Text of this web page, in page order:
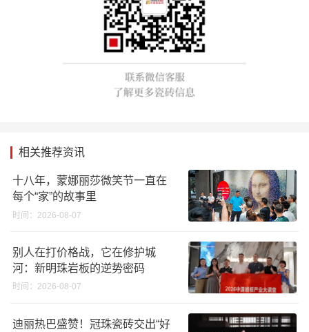
相关推荐资讯
十八年，蒙娜丽莎微笑节一直在
每个“家”的故事里
时间：2026-08-07
别人在打价格战，它在修护城
河：新明珠岩板的逆势密码
时间：2026-08-07
迪丽热巴盛赞！冠珠瓷砖交出“好